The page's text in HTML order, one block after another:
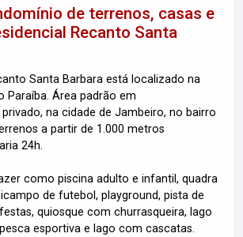
de terrenos, casas e
Recanto Santa
Santa Barbara está localizado na
Paraíba. Área padrão em
na cidade de Jambeiro, no bairro
a partir de 1.000 metros
24h.
como piscina adulto e infantil, quadra
de futebol, playground, pista de
quiosque com churrasqueira, lago
esportiva e lago com cascatas.